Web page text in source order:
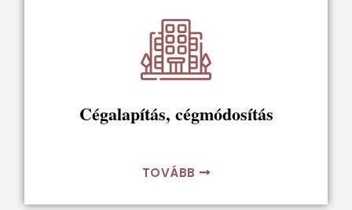
Cégalapítás, cégmódosítás
TOVÁBB